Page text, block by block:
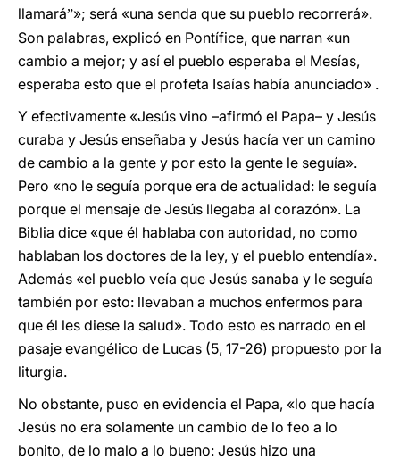
llamará”»; será «una senda que su pueblo recorrerá».
Son palabras, explicó en Pontífice, que narran «un
cambio a mejor; y así el pueblo esperaba el Mesías,
esperaba esto que el profeta Isaías había anunciado» .
Y efectivamente «Jesús vino –afirmó el Papa– y Jesús
curaba y Jesús enseñaba y Jesús hacía ver un camino
de cambio a la gente y por esto la gente le seguía».
Pero «no le seguía porque era de actualidad: le seguía
porque el mensaje de Jesús llegaba al corazón». La
Biblia dice «que él hablaba con autoridad, no como
hablaban los doctores de la ley, y el pueblo entendía».
Además «el pueblo veía que Jesús sanaba y le seguía
también por esto: llevaban a muchos enfermos para
que él les diese la salud». Todo esto es narrado en el
pasaje evangélico de Lucas (5, 17-26) propuesto por la
liturgia.
No obstante, puso en evidencia el Papa, «lo que hacía
Jesús no era solamente un cambio de lo feo a lo
bonito, de lo malo a lo bueno: Jesús hizo una